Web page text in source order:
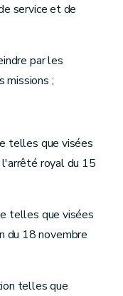
service et de
par les
missions ;
telles que visées
royal du 15
telles que visées
du 18 novembre
telles que